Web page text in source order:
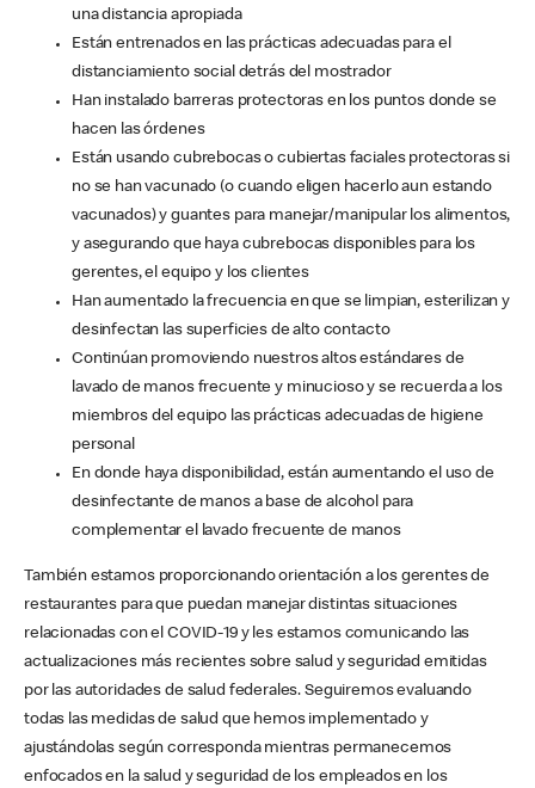
una distancia apropiada
Están entrenados en las prácticas adecuadas para el
distanciamiento social detrás del mostrador
Han instalado barreras protectoras en los puntos donde se
hacen las órdenes
Están usando cubrebocas o cubiertas faciales protectoras si
no se han vacunado (o cuando eligen hacerlo aun estando
vacunados) y guantes para manejar/manipular los alimentos,
y asegurando que haya cubrebocas disponibles para los
gerentes, el equipo y los clientes
Han aumentado la frecuencia en que se limpian, esterilizan y
desinfectan las superficies de alto contacto
Continúan promoviendo nuestros altos estándares de
lavado de manos frecuente y minucioso y se recuerda a los
miembros del equipo las prácticas adecuadas de higiene
personal
En donde haya disponibilidad, están aumentando el uso de
desinfectante de manos a base de alcohol para
complementar el lavado frecuente de manos
También estamos proporcionando orientación a los gerentes de
restaurantes para que puedan manejar distintas situaciones
relacionadas con el COVID-19 y les estamos comunicando las
actualizaciones más recientes sobre salud y seguridad emitidas
por las autoridades de salud federales. Seguiremos evaluando
todas las medidas de salud que hemos implementado y
ajustándolas según corresponda mientras permanecemos
enfocados en la salud y seguridad de los empleados en los